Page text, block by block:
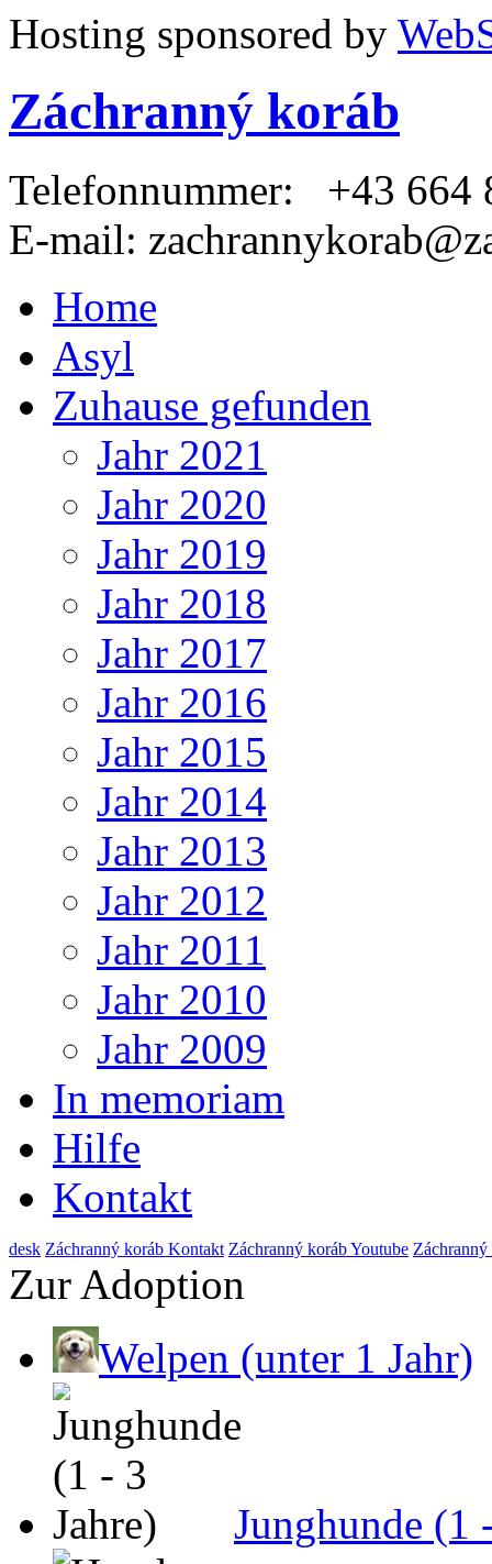
Hosting sponsored by
Záchranný koráb
Telefonnummer: +43 664
E-mail:
Home
Asyl
Zuhause gefunden
Jahr 2021
Jahr 2020
Jahr 2019
Jahr 2018
Jahr 2017
Jahr 2016
Jahr 2015
Jahr 2014
Jahr 2013
Jahr 2012
Jahr 2011
Jahr 2010
Jahr 2009
In memoriam
Hilfe
Kontakt
desk Záchranný koráb Kontakt Záchranný koráb Youtube
Zur Adoption
Welpen (unter 1 Jahr)
Junghunde (1